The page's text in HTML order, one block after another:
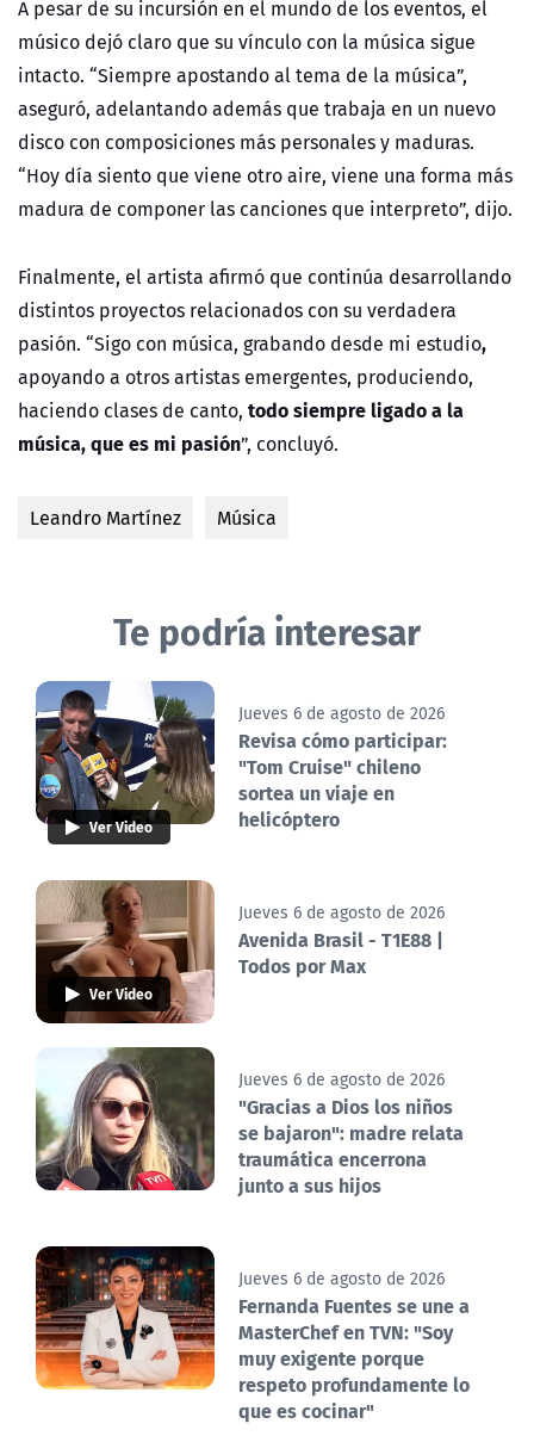
A pesar de su incursión en el mundo de los eventos, el
músico dejó claro que su vínculo con la música sigue
intacto. “Siempre apostando al tema de la música”,
aseguró, adelantando además que trabaja en un nuevo
disco con composiciones más personales y maduras.
“Hoy día siento que viene otro aire, viene una forma más
madura de componer las canciones que interpreto”, dijo.
Finalmente, el artista afirmó que continúa desarrollando
distintos proyectos relacionados con su verdadera
pasión. “Sigo con música, grabando desde mi estudio,
apoyando a otros artistas emergentes, produciendo,
haciendo clases de canto, todo siempre ligado a la
música, que es mi pasión”, concluyó.
Leandro Martínez Música
Te podría interesar
Ver Video
Jueves 6 de agosto de 2026
Revisa cómo participar:
"Tom Cruise" chileno
sortea un viaje en
helicóptero
Ver Video
Jueves 6 de agosto de 2026
Avenida Brasil - T1E88 |
Todos por Max
Jueves 6 de agosto de 2026
"Gracias a Dios los niños
se bajaron": madre relata
traumática encerrona
junto a sus hijos
Jueves 6 de agosto de 2026
Fernanda Fuentes se une a
MasterChef en TVN: "Soy
muy exigente porque
respeto profundamente lo
que es cocinar"